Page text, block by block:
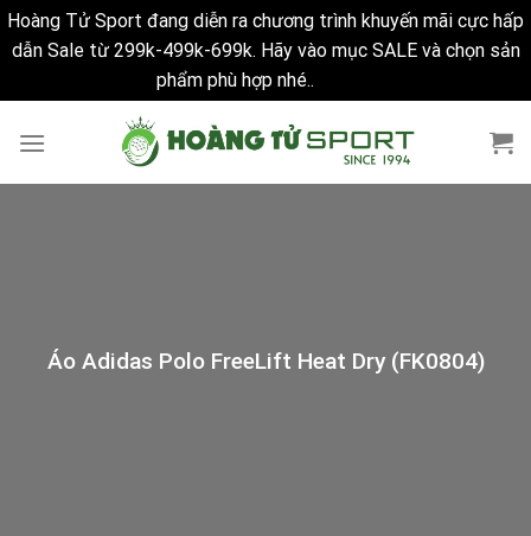
Hoàng Tử Sport đang diễn ra chương trình khuyến mãi cực hấp
dẫn Sale từ 299k-499k-699k. Hãy vào mục SALE và chọn sản
phẩm phù hợp nhé..
Áo Adidas Polo FreeLift Heat Dry (FK0804)